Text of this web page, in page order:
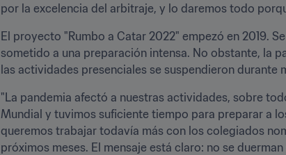
por la excelencia del arbitraje, y lo daremos todo
El proyecto "Rumbo a Catar 2022" empezó en 2019.
sometido a una preparación intensa. No obstante, la
las actividades presenciales se suspendieron durante
"La pandemia afectó a nuestras actividades, sobre
Mundial y tuvimos suficiente tiempo para preparar a
queremos trabajar todavía más con los colegiados
próximos meses. El mensaje está claro: no se